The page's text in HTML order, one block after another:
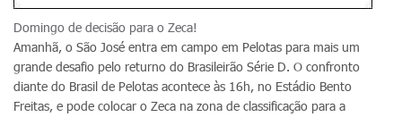
Domingo de decisão para o Zeca!
Amanhã, o São José entra em campo em Pelotas para mais um
grande desafio pelo returno do Brasileirão Série D. O confronto
diante do Brasil de Pelotas acontece às 16h, no Estádio Bento
Freitas, e pode colocar o Zeca na zona de classificação para a